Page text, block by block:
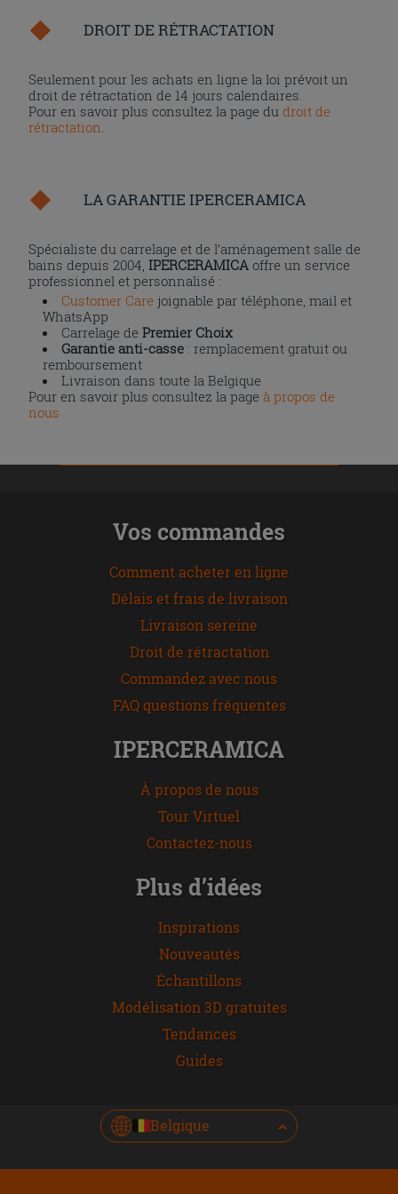
DROIT DE RÉTRACTATION
Seulement pour les achats en ligne la loi prévoit un
droit de rétractation de 14 jours calendaires.
Pour en savoir plus consultez la page dudroit de
rétractation
LA GARANTIE IPERCERAMICA
Spécialiste du carrelage et de l’aménagement salle de
bains depuis 2004,IPERCERAMICA offre un service
professionnel et personnalisé :
Customer Care joignable par téléphone, mail et
WhatsApp
Carrelage dePremier Choix
Garantie anti-casse : remplacement gratuit ou
remboursement
Livraison dans toute la Belgique
Pour en savoir plus consultez la page à propos de
nous
Vos commandes
Comment acheter en ligne
Délais et frais de livraison
Livraison sereine
Droit de rétractation
Commandez avec nous
FAQ questions fréquentes
IPERCERAMICA
À propos de nous
Tour Virtuel
Contactez-nous
Plus d’idées
Inspirations
Nouveautés
Échantillons
Modélisation 3D gratuites
Tendances
Guides
Belgique